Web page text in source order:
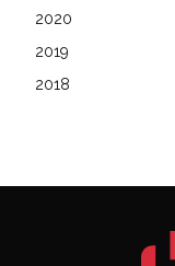
2020
2019
2018